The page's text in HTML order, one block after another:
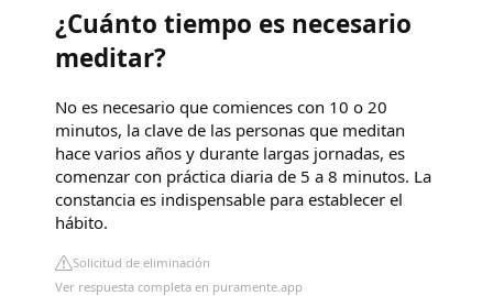
¿Cuánto tiempo es necesario
meditar?
No es necesario que comiences con 10 o 20
minutos, la clave de las personas que meditan
hace varios años y durante largas jornadas, es
comenzar con práctica diaria de 5 a 8 minutos. La
constancia es indispensable para establecer el
hábito.
Solicitud de eliminación
Ver respuesta completa en puramente.app